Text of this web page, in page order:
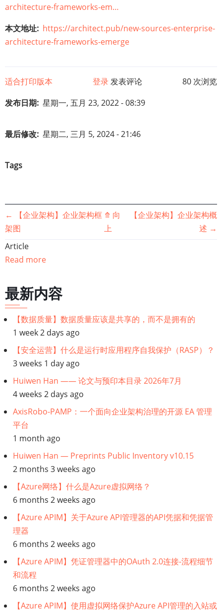
architecture-frameworks-em…
本文地址 https://architect.pub/new-sources-enterprise-
architecture-frameworks-emerge
适合打印版本 登录发表评论
80 次浏览
发布日期 星期一, 五月 23, 2022 - 08:39
最后修改 星期二, 三月 5, 2024 - 21:46
Tags
书
籍
遍
历
链
接：
【企
业
架
构】
企
业
架
构
框
架
的
新
←
【企业架构】企业架构框
架图
⤊ 向
上
【企业架构】企业架构概
述 →
Article
Read more
最新内容
【数据质量】数据质量应该是共享的，而不是拥有的
1 week 2 days ago
【安全运营】什么是运行时应用程序自我保护（RASP）？
3 weeks 1 day ago
Huiwen Han —— 论文与预印本目录 2026年7月
4 weeks 2 days ago
AxisRobo-PAMP：一个面向企业架构治理的开源 EA 管理
平台
1 month ago
Huiwen Han — Preprints Public Inventory v10.15
2 months 3 weeks ago
【Azure网络】什么是Azure虚拟网络？
6 months 2 weeks ago
【Azure APIM】关于Azure API管理器的API凭据和凭据管
理器
6 months 2 weeks ago
【Azure APIM】凭证管理器中的OAuth 2.0连接-流程细节
和流程
6 months 2 weeks ago
【Azure APIM】使用虚拟网络保护Azure API管理的入站或